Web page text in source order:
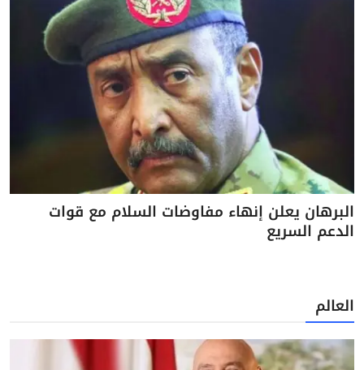
البرهان يعلن إنهاء مفاوضات السلام مع قوات
الدعم السريع
العالم